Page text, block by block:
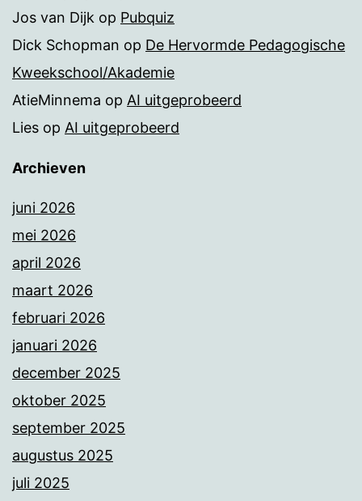
Jos van Dijk op Pubquiz
Dick Schopman op De Hervormde Pedagogische
Kweekschool/Akademie
AtieMinnema op AI uitgeprobeerd
Lies op AI uitgeprobeerd
Archieven
juni 2026
mei 2026
april 2026
maart 2026
februari 2026
januari 2026
december 2025
oktober 2025
september 2025
augustus 2025
juli 2025